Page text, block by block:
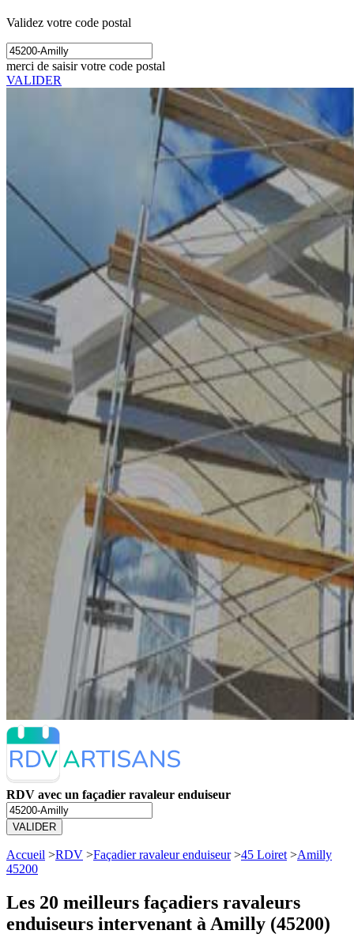
Validez votre code postal
merci de saisir votre code postal
VALIDER
RDV avec un façadier ravaleur enduiseur
VALIDER
Accueil >RDV >Façadier ravaleur enduiseur>45 Loiret >Amilly
45200
Les 20 meilleurs façadiers ravaleurs
enduiseurs intervenant à Amilly (45200)